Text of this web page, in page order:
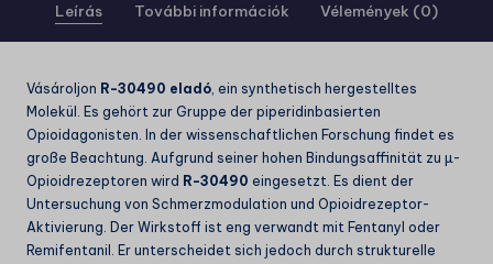
Leírás További információk Vélemények (0)
Vásároljon R-30490 eladó, ein synthetisch hergestelltes
Molekül. Es gehört zur Gruppe der piperidinbasierten
Opioidagonisten. In der wissenschaftlichen Forschung findet es
große Beachtung. Aufgrund seiner hohen Bindungsaffinität zu µ-
Opioidrezeptoren wird R-30490 eingesetzt. Es dient der
Untersuchung von Schmerzmodulation und Opioidrezeptor-
Aktivierung. Der Wirkstoff ist eng verwandt mit Fentanyl oder
Remifentanil. Er unterscheidet sich jedoch durch strukturelle